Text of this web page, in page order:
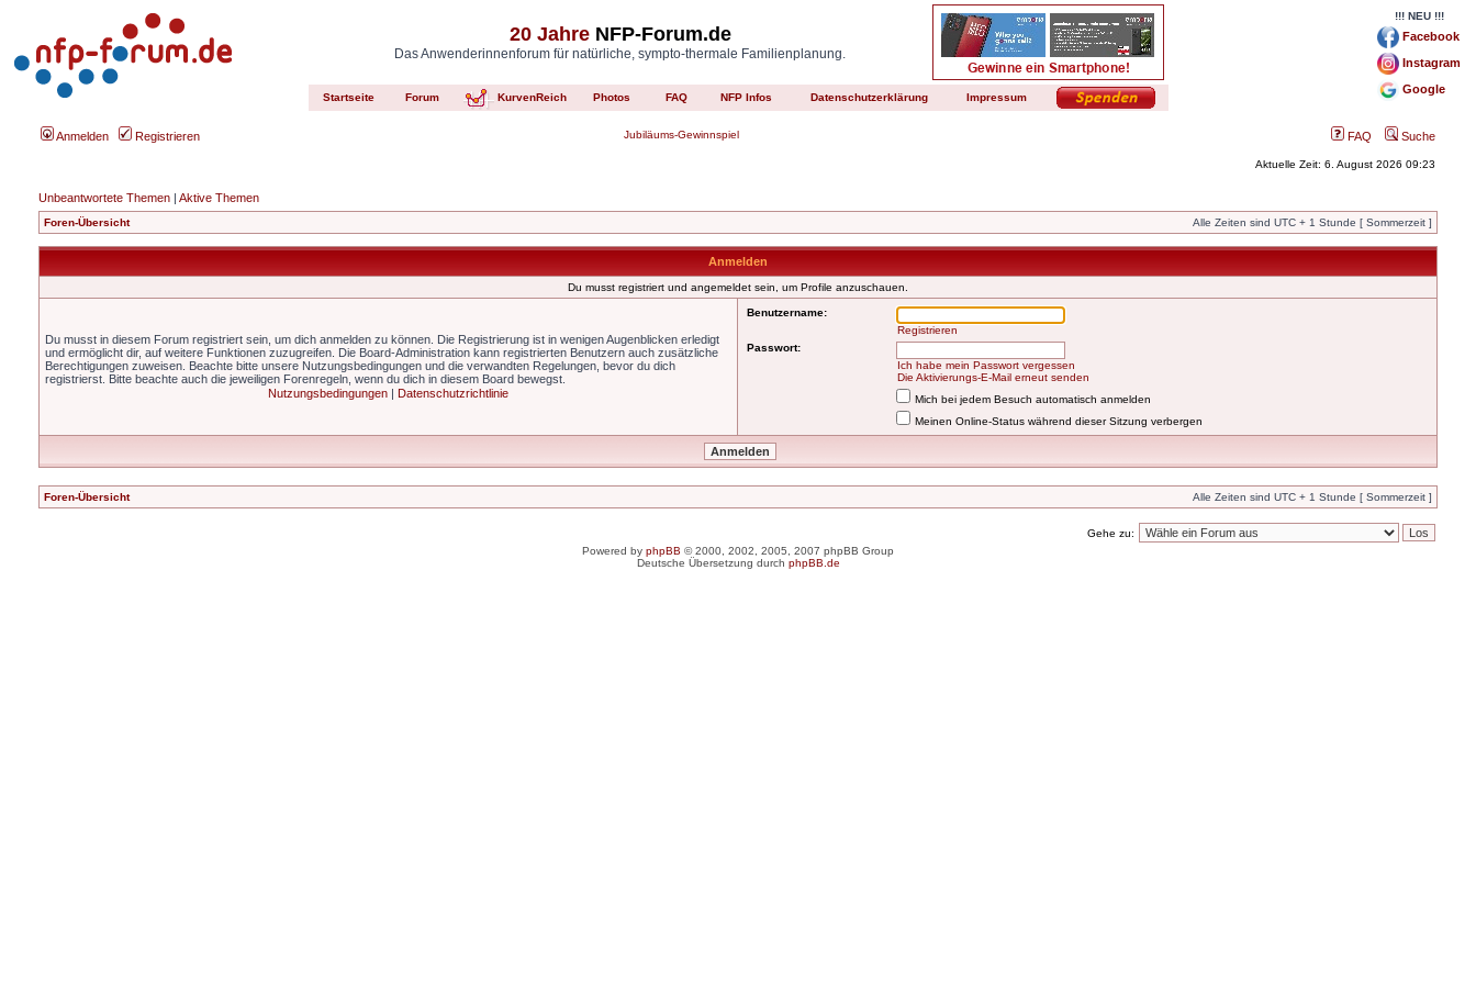
20 JahreNFP-Forum.de
Das Anwenderinnenforum für natürliche, sympto-thermale Familienplanung.
Startseite Forum KurvenReich Photos FAQ NFP Infos Datenschutzerklärung Impressum
!!! NEU !!!
Facebook
Instagram
Google
Anmelden Registrieren Jubiläums-Gewinnspiel FAQ Suche
Aktuelle Zeit: 6. August 2026 09:23
Unbeantwortete Themen | Aktive Themen
Foren-Übersicht Alle Zeiten sind UTC + 1 Stunde [ Sommerzeit ]
Anmelden
Du musst registriert und angemeldet sein, um Profile anzuschauen.
Du musst in diesem Forum registriert sein, um dich anmelden zu können. Die Registrierung ist in wenigen Augenblicken erledigt
und ermöglicht dir, auf weitere Funktionen zuzugreifen. Die Board-Administration kann registrierten Benutzern auch zusätzliche
Berechtigungen zuweisen. Beachte bitte unsere Nutzungsbedingungen und die verwandten Regelungen, bevor du dich
registrierst. Bitte beachte auch die jeweiligen Forenregeln, wenn du dich in diesem Board bewegst.
Nutzungsbedingungen | Datenschutzrichtlinie
Benutzername:
Registrieren
Passwort:
Ich habe mein Passwort vergessen
Die Aktivierungs-E-Mail erneut senden
Mich bei jedem Besuch automatisch anmelden
Meinen Online-Status während dieser Sitzung verbergen
Foren-Übersicht Alle Zeiten sind UTC + 1 Stunde [ Sommerzeit ]
Gehe zu:
Powered by phpBB © 2000, 2002, 2005, 2007 phpBB Group
Deutsche Übersetzung durch phpBB.de